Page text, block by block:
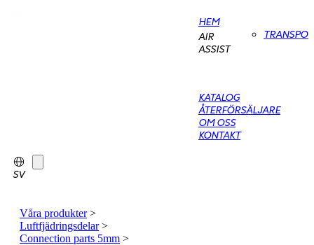
HEM
AIR
ASSIST
KATALOG
ÅTERFÖRSÄLJARE
OM OSS
KONTAKT
SV
Våra produkter>
Luftfjädringsdelar>
Connection parts 5mm >